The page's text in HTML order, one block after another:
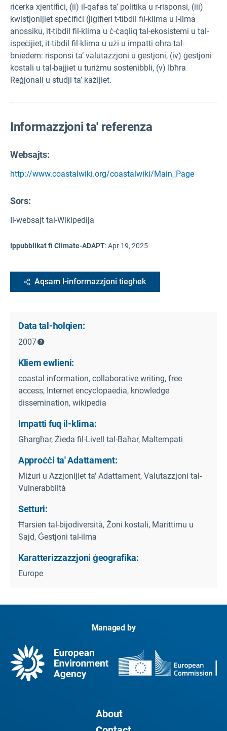
riċerka xjentifiċi, (ii) il-qafas ta’ politika u r-risponsi, (iii)
kwistjonijiet speċifiċi (jiġifieri t-tibdil fil-klima u l-ilma
anossiku, it-tibdil fil-klima u ċ-ċaqliq tal-ekosistemi u tal-
ispeċijiet, it-tibdil fil-klima u użi u impatti oħra tal-
bniedem: risponsi ta’ valutazzjoni u ġestjoni, (iv) ġestjoni
kostali u tal-bajjiet u turiżmu sostenibbli, (v) Ibħra
Reġjonali u studji ta’ każijiet.
Informazzjoni ta' referenza
Websajts:
http://www.coastalwiki.org/coastalwiki/Main_Page
Sors:
Il-websajt tal-Wikipedija
Ippubblikat fi Climate-ADAPT:Apr 19, 2025
Aqsam l-informazzjoni tiegħek
Data tal-ħolqien:
2007
Kliem ewlieni:
coastal information, collaborative writing, free
access, Internet encyclopaedia, knowledge
dissemination, wikipedia
Impatti fuq il-klima:
Għargħar, Żieda fil-Livell tal-Baħar, Maltempati
Approċċi ta' Adattament:
Miżuri u Azzjonijiet ta' Adattament, Valutazzjoni tal-
Vulnerabbiltà
Setturi:
Ħarsien tal-bijodiversità, Żoni kostali, Marittimu u
Sajd, Ġestjoni tal-ilma
Karatterizzazzjoni ġeografika:
Europe
Managed by
About